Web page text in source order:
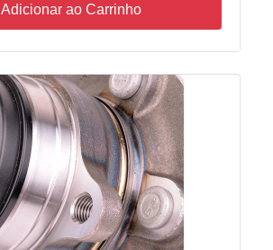
Adicionar ao Carrinho